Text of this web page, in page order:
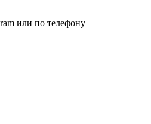
или по телефону